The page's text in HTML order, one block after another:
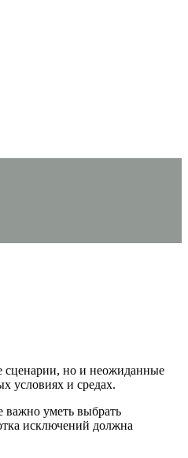
сценарии, но и неожиданные
условиях и средах.
важно уметь выбрать
исключений должна